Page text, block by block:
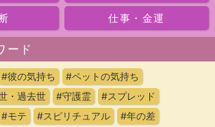
仕事・金運
ード
#彼の気持ち
#ペットの気持ち
・過去世 #守護霊
#スプレッド
#モテ #スピリチュアル
#年の差